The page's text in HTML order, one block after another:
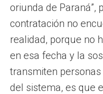
oriunda de Paraná”,
contratación no
realidad, porque no
en esa fecha y la
transmiten
del sistema, es que